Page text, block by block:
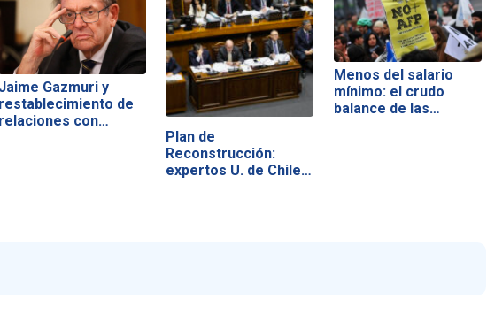
Jaime Gazmuri y
restablecimiento de
relaciones con…
Plan de
Reconstrucción:
expertos U. de Chile…
Menos del salario
mínimo: el crudo
balance de las…